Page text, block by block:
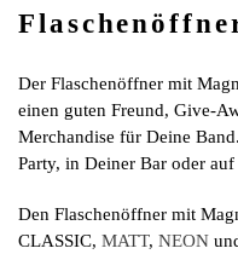
Der Flaschenöffner mit
einen guten Freund, Give-
Merchandise für Deine
Party, in Deiner Bar oder
Den Flaschenöffner mit
CLASSIC, MATT, NEON